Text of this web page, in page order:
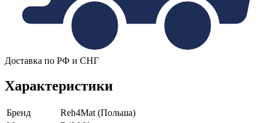
Доставка по РФ и СНГ
Характеристики
Бренд
Reh4Mat (Польша)